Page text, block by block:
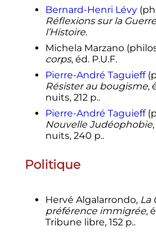
Bernard-Henri Lévy
Réflexions sur la
l’Histoire.
Michela Marzano
corps, éd. P.U.F.
Pierre-André Taguieff
Résister au bougisme,
nuits, 212 p..
Pierre-André Taguieff
Nouvelle Judéophobie
nuits, 240 p..
Politique
Hervé Algalarrondo, La
préférence immigrée,
Tribune libre, 152 p..